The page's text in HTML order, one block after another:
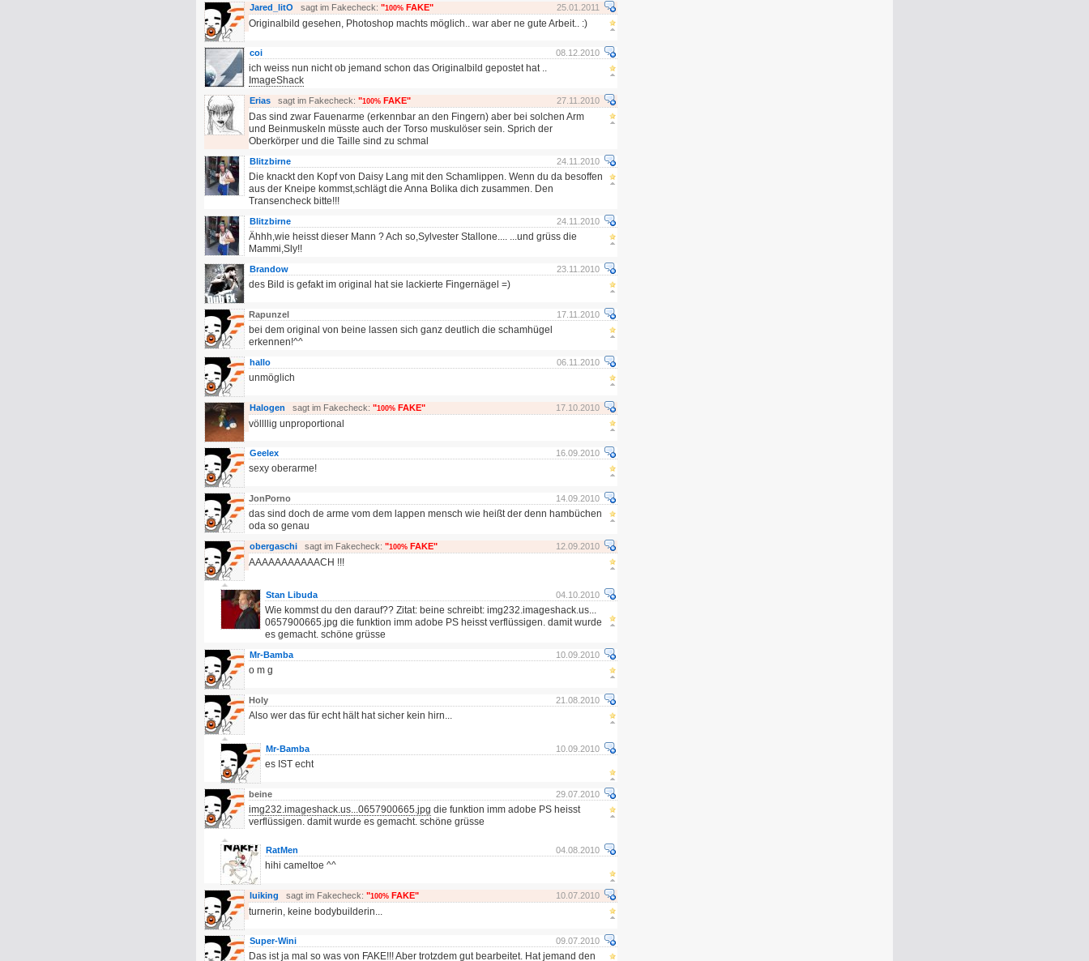
25.01.2011
Jared_litO sagt im Fakecheck: "100% FAKE"
Originalbild gesehen, Photoshop machts möglich.. war aber ne gute Arbeit.. :)
08.12.2010
coi
ich weiss nun nicht ob jemand schon das Originalbild gepostet hat ..
ImageShack
27.11.2010
Erias sagt im Fakecheck: "100% FAKE"
Das sind zwar Fauenarme (erkennbar an den Fingern) aber bei solchen Arm
und Beinmuskeln müsste auch der Torso muskulöser sein. Sprich der
Oberkörper und die Taille sind zu schmal
24.11.2010
Blitzbirne
Die knackt den Kopf von Daisy Lang mit den Schamlippen. Wenn du da besoffen
aus der Kneipe kommst,schlägt die Anna Bolika dich zusammen. Den
Transencheck bitte!!!
24.11.2010
Blitzbirne
Ähhh,wie heisst dieser Mann ? Ach so,Sylvester Stallone.... ...und grüss die
Mammi,Sly!!
23.11.2010
Brandow
des Bild is gefakt im original hat sie lackierte Fingernägel =)
17.11.2010
Rapunzel
bei dem original von beine lassen sich ganz deutlich die schamhügel
erkennen!^^
06.11.2010
hallo
unmöglich
17.10.2010
Halogen sagt im Fakecheck: "100% FAKE"
völlllig unproportional
16.09.2010
Geelex
sexy oberarme!
14.09.2010
JonPorno
das sind doch de arme vom dem lappen mensch wie heißt der denn hambüchen
oda so genau
12.09.2010
obergaschi sagt im Fakecheck: "100% FAKE"
AAAAAAAAAAACH !!!
04.10.2010
Stan Libuda
Wie kommst du den darauf?? Zitat: beine schreibt: img232.imageshack.us...
0657900665.jpg die funktion imm adobe PS heisst verflüssigen. damit wurde
es gemacht. schöne grüsse
10.09.2010
Mr-Bamba
o m g
21.08.2010
Holy
Also wer das für echt hält hat sicher kein hirn...
10.09.2010
Mr-Bamba
es IST echt
29.07.2010
beine
img232.imageshack.us...0657900665.jpg die funktion imm adobe PS heisst
verflüssigen. damit wurde es gemacht. schöne grüsse
04.08.2010
RatMen
hihi cameltoe ^^
10.07.2010
luiking sagt im Fakecheck: "100% FAKE"
turnerin, keine bodybuilderin...
09.07.2010
Super-Wini
Das ist ja mal so was von FAKE!!! Aber trotzdem gut bearbeitet. Hat jemand den